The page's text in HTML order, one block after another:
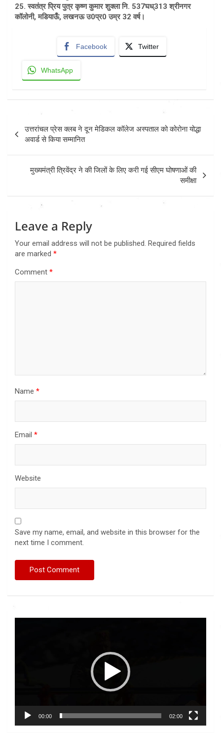
25. स्वतंत्र प्रिय पुत्र कृष्ण कुमार शुक्ला नि. 537घध्313 श्रीनगर
कॉलोनी, मडियाऊँ, लखनऊ उ0प्र0 उम्र 32 वर्ष।
Facebook Twitter
WhatsApp
navigation
उत्तरांचल प्रेस क्लब ने दून मेडिकल कॉलेज अस्पताल को कोरोना योद्धा
अवार्ड से किया सम्मानित
मुख्यमंत्री त्रिवेंद्र ने की जिलों के लिए करी गई सीएम घोषणाओं की
समीक्षा
Leave a Reply
Your email address will not be published. Required fields
are marked *
Comment *
Name *
Email *
Website
Save my name, email, and website in this browser for the
next time I comment.
00:00 02:00